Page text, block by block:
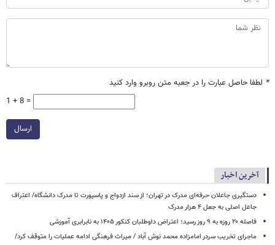
* لطفا حاصل عبارت را در جعبه متن روبرو وارد کنید
1 + 8 =
ارسال
آخرین اخبار
دستگیری جاعلان حرفه‌ای مدرک در تهران؛ از سند ازدواج و پاسپورت تا مدرک دانشگاه/ اعتراف
جاعل اصلی به جعل ۴ هزار مدرک
فاصله ۲۰ روزه به ۹ روز رسید؛ اعتراض داوطلبان کنکور ۱۴۰۵ به نابرابری آموزشی
ماجرای تخریب سردر امامزاده محمد نوش ‌آباد / میراث فرهنگی ادامه عملیات را متوقف کرد/